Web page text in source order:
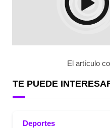
El artículo
TE PUEDE
Deportes